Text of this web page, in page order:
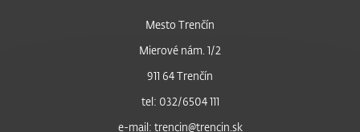
Mesto Trenčín
Mierové nám. 1/2
911 64 Trenčín
tel: 032/6504 111
e-mail: trencin@trencin.sk